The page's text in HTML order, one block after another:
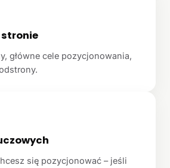
główne cele pozycjonowania,
się pozycjonować – jeśli